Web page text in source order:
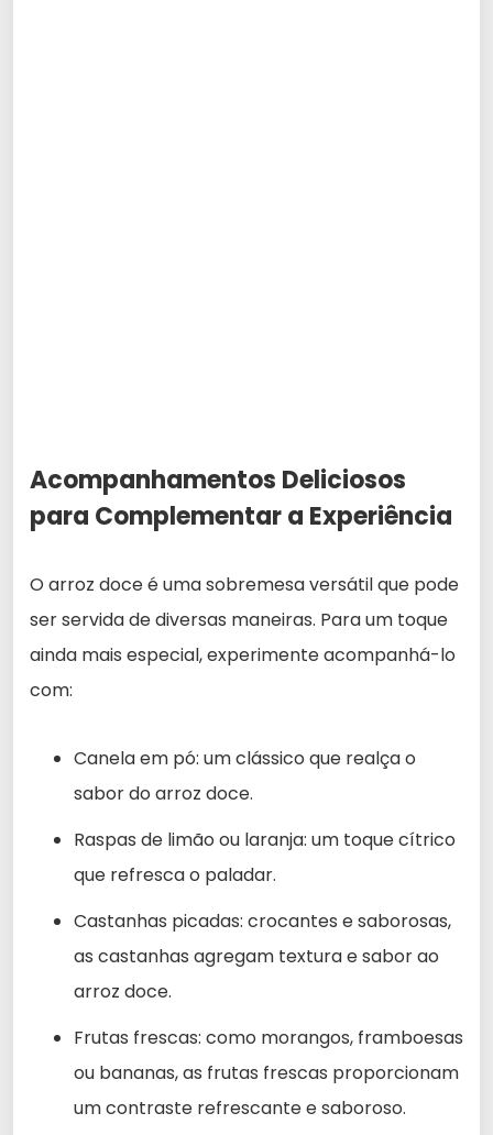
Acompanhamentos Deliciosos
para Complementar a Experiência
O arroz doce é uma sobremesa versátil que pode
ser servida de diversas maneiras. Para um toque
ainda mais especial, experimente acompanhá-lo
com:
Canela em pó: um clássico que realça o
sabor do arroz doce.
Raspas de limão ou laranja: um toque cítrico
que refresca o paladar.
Castanhas picadas: crocantes e saborosas,
as castanhas agregam textura e sabor ao
arroz doce.
Frutas frescas: como morangos, framboesas
ou bananas, as frutas frescas proporcionam
um contraste refrescante e saboroso.